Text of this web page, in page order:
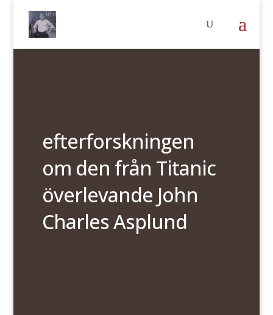
efterforskningen
om den från Titanic
överlevande John
Charles Asplund